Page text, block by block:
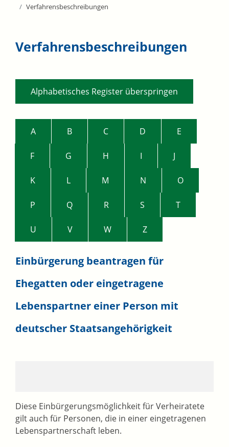
Verfahrensbeschreibungen
Verfahrensbeschreibungen
Alphabetisches Register überspringen
A B C D E
F G H I J
K L M N O
P Q R S T
U V W Z
Einbürgerung beantragen für
Ehegatten oder eingetragene
Lebenspartner einer Person mit
deutscher Staatsangehörigkeit
Diese Einbürgerungsmöglichkeit für Verheiratete
gilt auch für Personen, die in einer eingetragenen
Lebenspartnerschaft leben.